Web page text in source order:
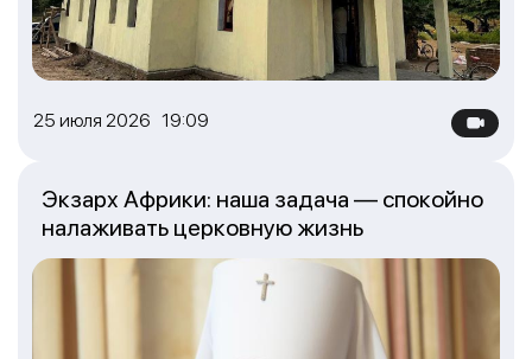
25 июля 2026 19:09
Экзарх Африки: наша задача — спокойно
налаживать церковную жизнь